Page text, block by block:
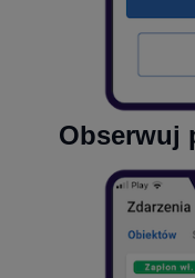
Obserwuj